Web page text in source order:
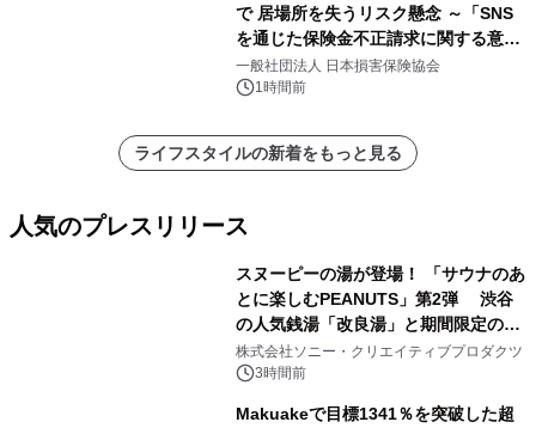
で 居場所を失うリスク懸念 ～「SNS
を通じた保険金不正請求に関する意識
調査」を実施、 認知度の低さも浮き彫
りに～
一般社団法人 日本損害保険協会
1時間前
ライフスタイルの新着をもっと見る
人気のプレスリリース
スヌーピーの湯が登場！ 「サウナのあ
とに楽しむPEANUTS」第2弾 渋谷
の人気銭湯「改良湯」と期間限定のコ
ラボレーション サウナイキタイコラ
ボグッズも発売決定！
株式会社ソニー・クリエイティブプロダクツ
3時間前
Makuakeで目標1341％を突破した超